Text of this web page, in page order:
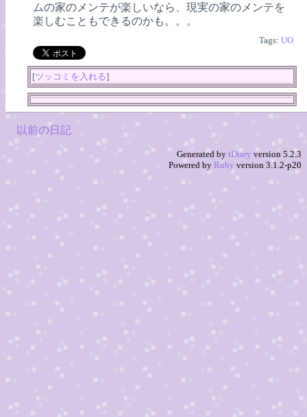
ムの家のメンテが楽しいなら、現実の家のメンテを
楽しむこともできるのかも。。。
Tags:UO
[ツッコミを入れる]
以前の日記
Generated by tDiary version 5.2.3
Powered by Ruby version 3.1.2-p20